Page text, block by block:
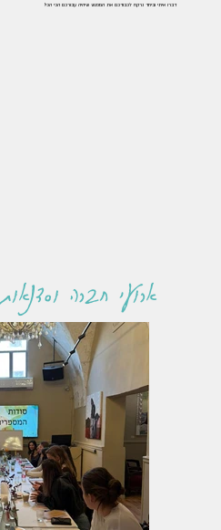
דברו איתי וביחד נרקח לכבודכם את המפגש שיהיה עבורכם הכי הכי!
ארועי חברה וסדנאות